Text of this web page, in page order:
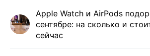
Apple Watch и AirPods
сентябре: на сколько и
сейчас